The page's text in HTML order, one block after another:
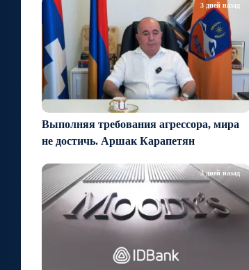
Выполняя требования агрессора, мира
не достичь. Аршак Карапетян
3 дней назад
3 дней назад